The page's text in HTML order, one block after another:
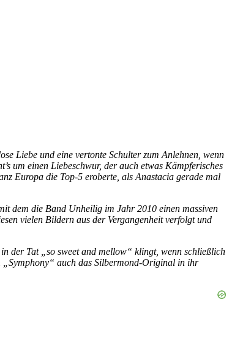
Liebe und eine vertonte Schulter zum Anlehnen, wenn
um einen Liebeschwur, der auch etwas Kämpferisches
Europa die Top-5 eroberte, als Anastacia gerade mal
dem die Band Unheilig im Jahr 2010 einen massiven
vielen Bildern aus der Vergangenheit verfolgt und
der Tat „so sweet and mellow“ klingt, wenn schließlich
„Symphony“ auch das Silbermond-Original in ihr